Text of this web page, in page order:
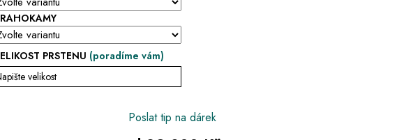
PRSTENU (poradíme vám)
Poslat tip na dárek